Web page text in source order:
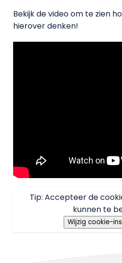
Bekijk de video om te zien
hierover denken!
Tip: Accepteer de
kunnen te
Wijzig cookie-